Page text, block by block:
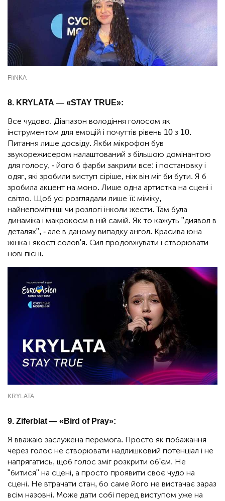
FIЇNKA
8. KRYLATA — «STAY TRUE»:
Все чудово. Діапазон володіння голосом як
інструментом для емоцій і почуттів рівень 10 з 10.
Питання лише досвіду. Якби мікрофон був
звукорежисером налаштований з більшою домінантою
для голосу, - його б фарби закрили все: і постановку і
одяг, які зробили виступ сіріше, ніж він міг би бути. Я б
зробила акцент на моно. Лише одна артистка на сцені і
світло. Щоб усі розглядали лише її: міміку,
найнепомітніші чи розлогі інколи жести. Там була
динаміка і макрокосм в ній самій. Як то кажуть "диявол в
деталях", - але в даному випадку ангол. Красива юна
жінка і якості солов'я. Сил продовжувати і створювати
нові пісні.
KRYLATA
9. Ziferblat — «Bird of Pray»:
Я вважаю заслужена перемога. Просто як побажання
через голос не створювати надлишковий потенціал і не
напрягатись, щоб голос зміг розкрити об'єм. Не
"битися" на сцені, а просто проявити своє чудо на
сцені. Не втрачати стан, бо саме його не вистачає зараз
всім назовні. Може дати собі перед виступом уже на